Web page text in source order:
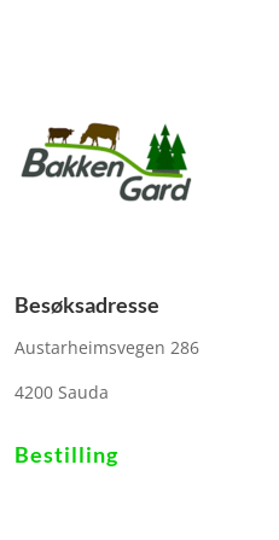
Besøksadresse
Austarheimsvegen 286
4200 Sauda
Bestilling